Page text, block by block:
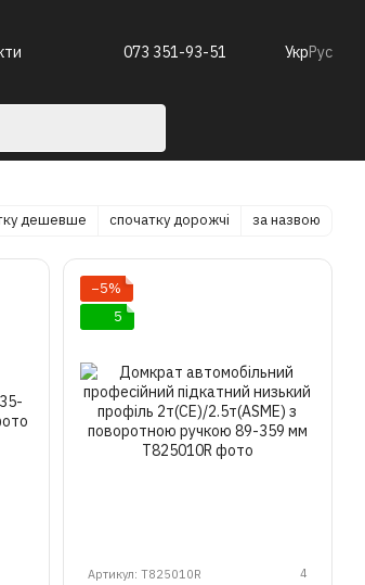
073 351-93-51 УкрРус
дешевше спочатку дорожчі за назвою
−5%
5
Артикул: T825010R 4